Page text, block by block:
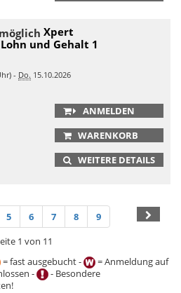
Xpert
und Gehalt 1
- Do. 15.10.2026
ANMELDEN
WARENKORB
WEITERE DETAILS
5 6 7 8
9
1 von 11
= fast ausgebucht -
= Anmeldung auf
-
- Besondere